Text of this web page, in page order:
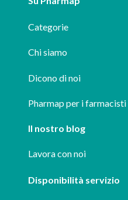
Categorie
Chi siamo
Dicono di noi
Pharmap per i farmacisti
Il nostro blog
Lavora con noi
Disponibilità servizio